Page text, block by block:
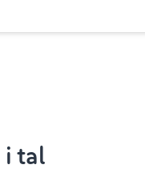
i tal